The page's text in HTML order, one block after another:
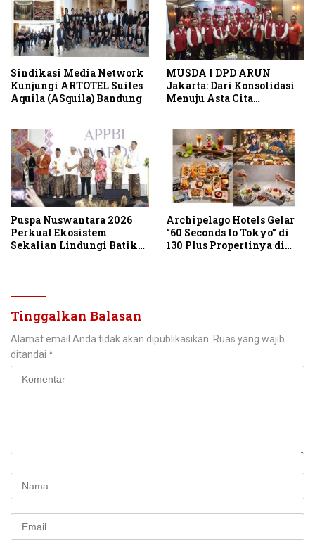
Sindikasi Media Network
Kunjungi ARTOTEL Suites
Aquila (ASquila) Bandung
MUSDA I DPD ARUN
Jakarta: Dari Konsolidasi
Menuju Asta Cita
Puspa Nuswantara 2026
Perkuat Ekosistem
Sekalian Lindungi Batik
Archipelago Hotels Gelar
“60 Seconds to Tokyo” di
130 Plus Propertinya di
Tinggalkan Balasan
Alamat email Anda tidak akan dipublikasikan. Ruas yang wajib
ditandai *